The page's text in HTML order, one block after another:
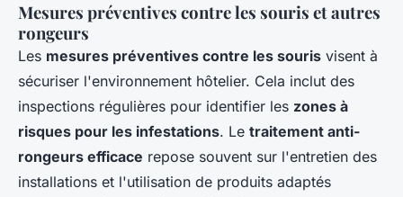
Mesures préventives contre les souris et autres
rongeurs
Les mesures préventives contre les souris visent à
sécuriser l'environnement hôtelier. Cela inclut des
inspections régulières pour identifier les zones à
risques pour les infestations. Le traitement anti-
rongeurs efficace repose souvent sur l'entretien des
installations et l'utilisation de produits adaptés